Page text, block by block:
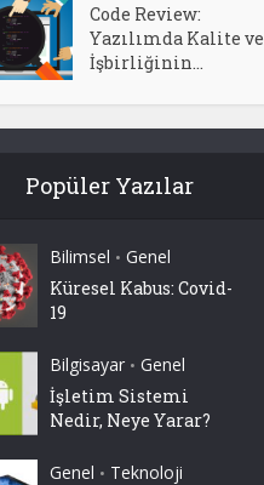
Code Review:
Yazılımda Kalite ve
İşbirliğinin...
Popüler Yazılar
Bilimsel • Genel
Küresel Kabus: Covid-
19
Bilgisayar • Genel
İşletim Sistemi
Nedir, Neye Yarar?
Genel • Teknoloji